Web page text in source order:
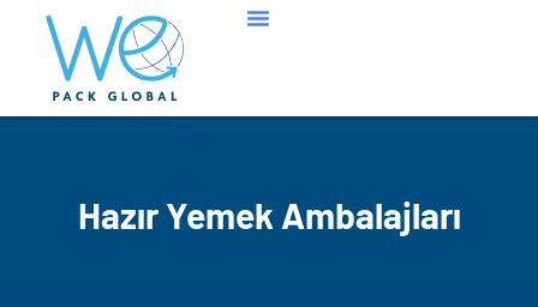
İçeriğe
Hazır Yemek Ambalajları